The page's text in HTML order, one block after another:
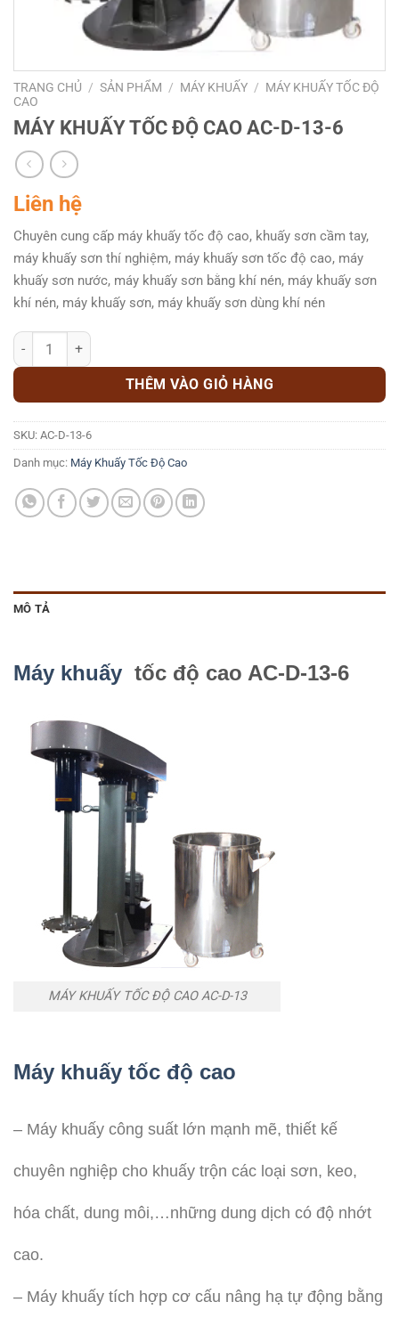
TRANG CHỦ / SẢN PHẨM / MÁY KHUẤY / MÁY KHUẤY TỐC ĐỘ
CAO
MÁY KHUẤY TỐC ĐỘ CAO AC-D-13-6
Liên hệ
Chuyên cung cấp máy khuấy tốc độ cao, khuấy sơn cầm tay,
máy khuấy sơn thí nghiệm, máy khuấy sơn tốc độ cao, máy
khuấy sơn nước, máy khuấy sơn bằng khí nén, máy khuấy sơn
khí nén, máy khuấy sơn, máy khuấy sơn dùng khí nén
MÁY KHUẤY TỐC ĐỘ CAO AC-D-13-6 số lượng
THÊM VÀO GIỎ HÀNG
SKU: AC-D-13-6
Danh mục: Máy Khuấy Tốc Độ Cao
MÔ TẢ
Máy khuấy tốc độ cao AC-D-13-6
MÁY KHUẤY TỐC ĐỘ CAO AC-D-13
Máy khuấy tốc độ cao
– Máy khuấy công suất lớn mạnh mẽ, thiết kế
chuyên nghiệp cho khuấy trộn các loại sơn, keo,
hóa chất, dung môi,…những dung dịch có độ nhớt
cao.
– Máy khuấy tích hợp cơ cấu nâng hạ tự động bằng